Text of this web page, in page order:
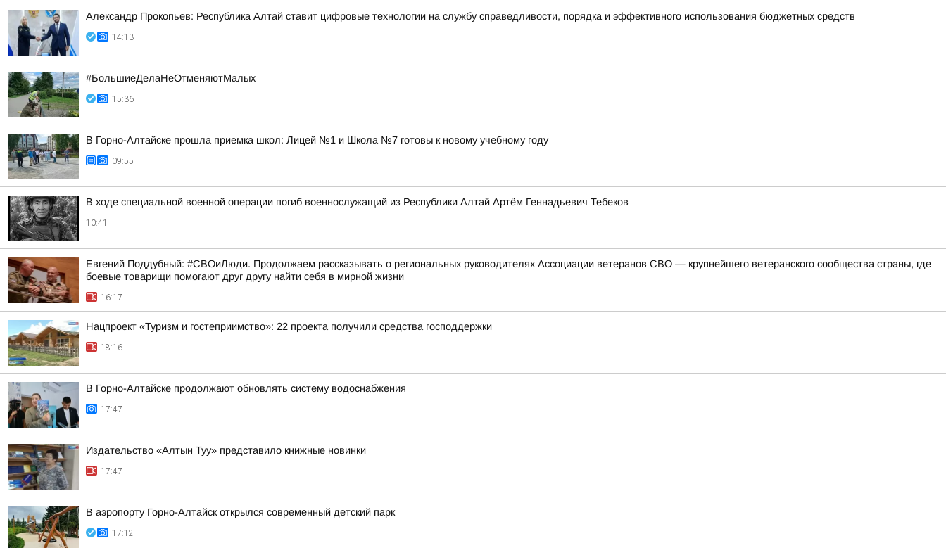
Александр Прокопьев: Республика Алтай ставит цифровые технологии на службу справедливости, порядка и эффективного использования бюджетных средств
14:13
#БольшиеДелаНеОтменяютМалых
15:36
В Горно-Алтайске прошла приемка школ: Лицей №1 и Школа №7 готовы к новому учебному году
09:55
В ходе специальной военной операции погиб военнослужащий из Республики Алтай Артём Геннадьевич Тебеков
10:41
Евгений Поддубный: #СВОиЛюди. Продолжаем рассказывать о региональных руководителях Ассоциации ветеранов СВО — крупнейшего ветеранского сообщества страны, где
боевые товарищи помогают друг другу найти себя в мирной жизни
16:17
Нацпроект «Туризм и гостеприимство»: 22 проекта получили средства господдержки
18:16
В Горно-Алтайске продолжают обновлять систему водоснабжения
17:47
Издательство «Алтын Туу» представило книжные новинки
17:47
В аэропорту Горно-Алтайск открылся современный детский парк
17:12